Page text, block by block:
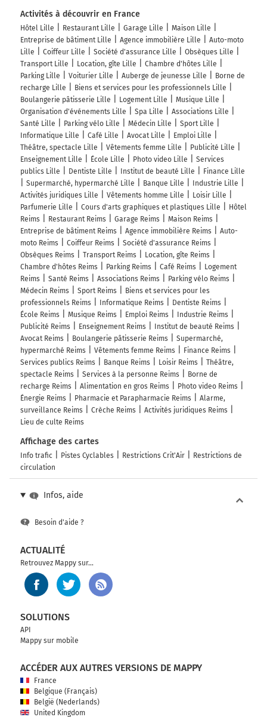
Activités à découvrir en France
Hôtel Lille Restaurant Lille Garage Lille
Maison Lille
Entreprise de bâtiment Lille
Agence immobilière Lille
Auto-moto
Lille
Coiffeur Lille Société d'assurance Lille
Obsèques Lille
Transport Lille
Location, gîte Lille
Chambre d'hôtes Lille
Parking Lille
Voiturier Lille Auberge de jeunesse Lille
Borne de
recharge Lille
Biens et services pour les professionnels Lille
Boulangerie pâtisserie Lille
Logement Lille
Musique Lille
Organisation d'événements Lille
Spa Lille
Associations Lille
Santé Lille
Parking vélo Lille Médecin Lille
Sport Lille
Informatique Lille
Café Lille Avocat Lille
Emploi Lille
Théâtre, spectacle Lille
Vêtements femme Lille
Publicité Lille
Enseignement Lille
École Lille Photo video Lille
Services
publics Lille
Dentiste Lille Institut de beauté Lille
Finance Lille
Supermarché, hypermarché Lille
Banque Lille
Industrie Lille
Activités juridiques Lille
Vêtements homme Lille
Loisir Lille
Parfumerie Lille
Cours d'arts graphiques et plastiques Lille
Hôtel
Reims
Restaurant Reims Garage Reims
Maison Reims
Entreprise de bâtiment Reims
Agence immobilière Reims
Auto-
moto Reims
Coiffeur Reims
Société d'assurance Reims
Obsèques Reims
Transport Reims
Location, gîte Reims
Chambre d'hôtes Reims
Parking Reims Café Reims
Logement
Reims
Santé Reims Associations Reims
Parking vélo Reims
Médecin Reims
Sport Reims
Biens et services pour les
professionnels Reims
Informatique Reims
Dentiste Reims
École Reims
Musique Reims Emploi Reims
Industrie Reims
Publicité Reims
Enseignement Reims
Institut de beauté Reims
Avocat Reims
Boulangerie pâtisserie Reims
Supermarché,
hypermarché Reims
Vêtements femme Reims
Finance Reims
Services publics Reims
Banque Reims Loisir Reims
Théâtre,
spectacle Reims
Services à la personne Reims
Borne de
recharge Reims
Alimentation en gros Reims
Photo video Reims
Énergie Reims
Pharmacie et Parapharmacie Reims
Alarme,
surveillance Reims
Crèche Reims
Activités juridiques Reims
Lieu de culte Reims
Affichage des cartes
Info trafic Pistes Cyclables Restrictions Crit'Air
Restrictions de
circulation
Infos, aide
Besoin d'aide ?
ACTUALITÉ
Retrouvez Mappy sur...
SOLUTIONS
API
Mappy sur mobile
ACCÉDER AUX AUTRES VERSIONS DE MAPPY
France
Belgique (Français)
België (Nederlands)
United Kingdom